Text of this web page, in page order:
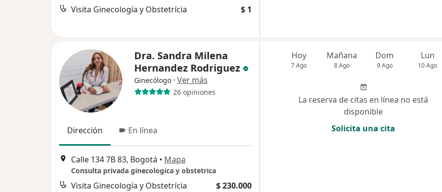
Visita Ginecología y Obstetrícia $ 1
Dra. Sandra Milena
Hernandez Rodriguez
Ginecólogo · Ver más
26 opiniones
Dirección En línea
Calle 134 7B 83, Bogotá • Mapa
Consulta privada ginecologica y obstetrica
Visita Ginecología y Obstetrícia $ 230.000
Hoy
7 Ago
Mañana
8 Ago
Dom
9 Ago
Lun
10 Ago
La reserva de citas en línea no está
disponible
Solicita una cita